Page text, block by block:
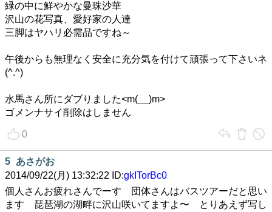
緑の中に鮮やかな曼珠沙華
沢山の花写真、愛好家の人達
三脚はヤハリ必需品ですね～
午後からも無理なく安全に充分気を付けて頑張って下さいネ
(^.^)
水馬さん所にダブりました<m(__)m>
ゴメンナサイ削除はしません
0
5 あさがお
2014/09/22(月) 13:32:22 ID:gkITorBc0
個人さんお疲れさんでーす 団体さんはバスツアーだと思い
ます 琵琶湖の湖畔に沢山咲いてますよ〜 とりあえず写し